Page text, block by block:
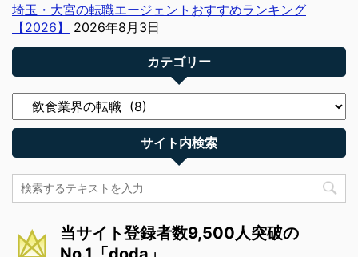
埼玉・大宮の転職エージェントおすすめランキング
【2026】
2026年8月3日
カテゴリー
サイト内検索
当サイト登録者数9,500人突破の